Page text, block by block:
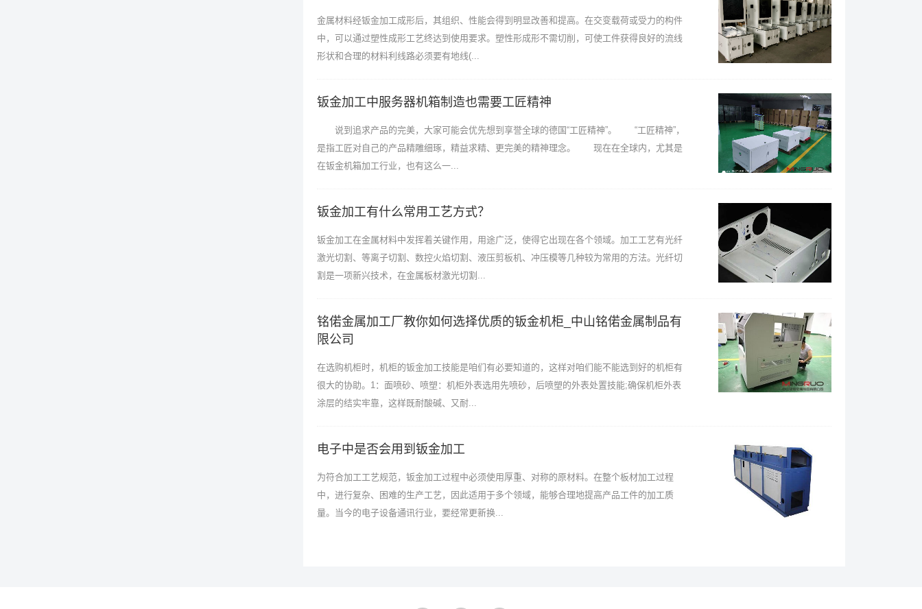
金属材料经钣金加工成形后，其组织、性能会得到明显改善和提高。在交变载荷或受力的构件
中，可以通过塑性成形工艺终达到使用要求。塑性形成形不需切削，可使工件获得良好的流线
形状和合理的材料利线路必须要有地线(...
钣金加工中服务器机箱制造也需要工匠精神
说到追求产品的完美，大家可能会优先想到享誉全球的德国“工匠精神”。 “工匠精神”，
是指工匠对自己的产品精雕细琢，精益求精、更完美的精神理念。 现在在全球内，尤其是
在钣金机箱加工行业，也有这么一...
钣金加工有什么常用工艺方式？
钣金加工在金属材料中发挥着关键作用，用途广泛，使得它出现在各个领域。加工工艺有光纤
激光切割、等离子切割、数控火焰切割、液压剪板机、冲压模等几种较为常用的方法。光纤切
割是一项新兴技术，在金属板材激光切割...
铭偌金属加工厂教你如何选择优质的钣金机柜_中山铭偌金属制品有
限公司
在选购机柜时，机柜的钣金加工技能是咱们有必要知道的，这样对咱们能不能选到好的机柜有
很大的协助。1：面喷砂、喷塑：机柜外表选用先喷砂，后喷塑的外表处置技能;确保机柜外表
涂层的结实牢靠，这样既耐酸碱、又耐...
电子中是否会用到钣金加工
为符合加工工艺规范，钣金加工过程中必须使用厚重、对称的原材料。在整个板材加工过程
中，进行复杂、困难的生产工艺，因此适用于多个领域，能够合理地提高产品工件的加工质
量。当今的电子设备通讯行业，要经常更新换...